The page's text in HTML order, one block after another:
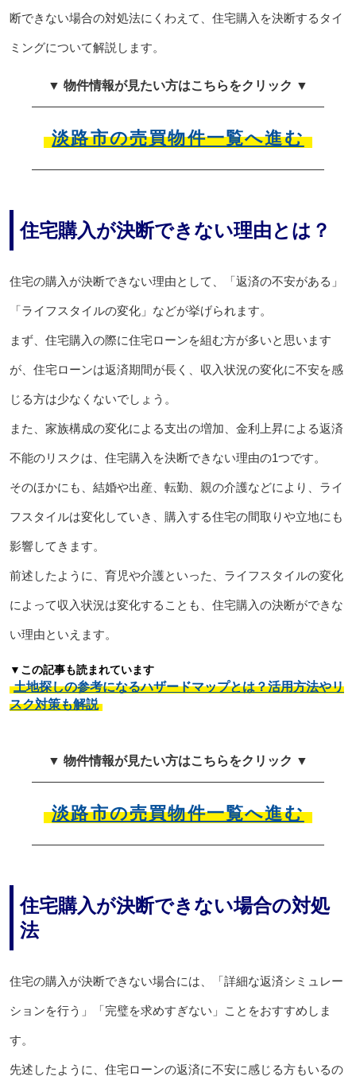
断できない場合の対処法にくわえて、住宅購入を決断するタイ
ミングについて解説します。
▼ 物件情報が見たい方はこちらをクリック ▼
淡路市の売買物件一覧へ進む
住宅購入が決断できない理由とは？
住宅の購入が決断できない理由として、「返済の不安がある」
「ライフスタイルの変化」などが挙げられます。
まず、住宅購入の際に住宅ローンを組む方が多いと思います
が、住宅ローンは返済期間が長く、収入状況の変化に不安を感
じる方は少なくないでしょう。
また、家族構成の変化による支出の増加、金利上昇による返済
不能のリスクは、住宅購入を決断できない理由の1つです。
そのほかにも、結婚や出産、転勤、親の介護などにより、ライ
フスタイルは変化していき、購入する住宅の間取りや立地にも
影響してきます。
前述したように、育児や介護といった、ライフスタイルの変化
によって収入状況は変化することも、住宅購入の決断ができな
い理由といえます。
▼この記事も読まれています
土地探しの参考になるハザードマップとは？活用方法やリ
スク対策も解説
▼ 物件情報が見たい方はこちらをクリック ▼
淡路市の売買物件一覧へ進む
住宅購入が決断できない場合の対処
法
住宅の購入が決断できない場合には、「詳細な返済シミュレー
ションを行う」「完璧を求めすぎない」ことをおすすめしま
す。
先述したように、住宅ローンの返済に不安に感じる方もいるの